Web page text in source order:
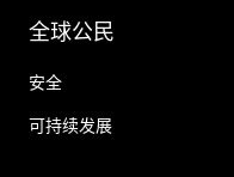
全球公民
安全
可持续发展